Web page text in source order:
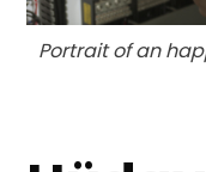
Portrait of an